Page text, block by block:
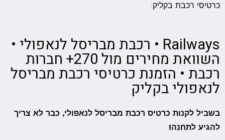
כרטיסי רכבת בקליק:
Railways • רכבת מבריסל לנאפולי •
השוואת מחירים מול 270+ חברות
רכבת • הזמנת כרטיסי רכבת מבריסל
לנאפולי בקליק
בשביל לקנות כרטיס רכבת מבריסל לנאפולי, כבר לא צריך
להגיע לתחנה!